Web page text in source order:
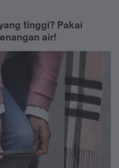
tinggi? Pakai
air!